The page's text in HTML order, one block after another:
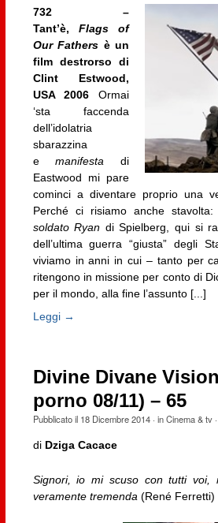
732 –
Tant’è, Flags of
Our Fathers è un
film destrorso di
Clint Estwood,
USA 2006 Ormai
‘sta faccenda
dell’idolatria
sbarazzina
emanifesta di
Eastwood mi pare
cominci a diventare proprio una
Perché ci risiamo anche
soldato Ryan di Spielberg, qui si
dell’ultima guerra “giusta” degli
viviamo in anni in cui – tanto per
ritengono in missione per conto di
per il mondo, alla fine l’assunto [...]
Leggi →
Divine Divane
porno 08/11) – 65
Pubblicato il 18 Dicembre 2014· inCinema & tv·
di Dziga Cacace
Signori, io mi scuso con tutti voi,
veramente tremenda (René Ferretti)